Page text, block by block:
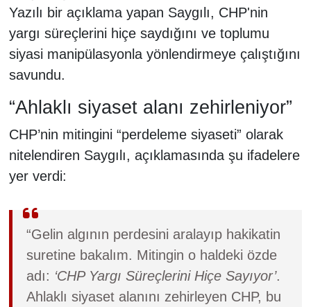
Yazılı bir açıklama yapan Saygılı, CHP'nin
yargı süreçlerini hiçe saydığını ve toplumu
siyasi manipülasyonla yönlendirmeye çalıştığını
savundu.
“Ahlaklı siyaset alanı zehirleniyor”
CHP’nin mitingini “perdeleme siyaseti” olarak
nitelendiren Saygılı, açıklamasında şu ifadelere
yer verdi:
“Gelin algının perdesini aralayıp hakikatin
suretine bakalım. Mitingin o haldeki özde
adı: ‘CHP Yargı Süreçlerini Hiçe Sayıyor’.
Ahlaklı siyaset alanını zehirleyen CHP, bu